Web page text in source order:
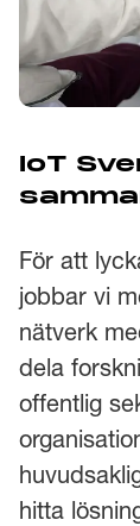
IoT
För att
jobbar vi
nätverk
dela
offentlig
hitta